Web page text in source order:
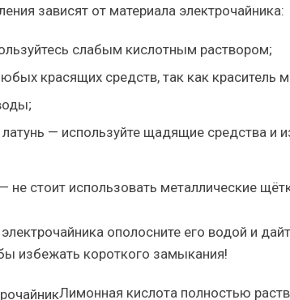
зависят от материала электрочайника:
слабым кислотным раствором;
красящих средств, так как краситель
— используйте щадящие средства и
не стоит использовать металлические
ополосните его водой и
избежать короткого замыкания!
Лимонная кислота полностью